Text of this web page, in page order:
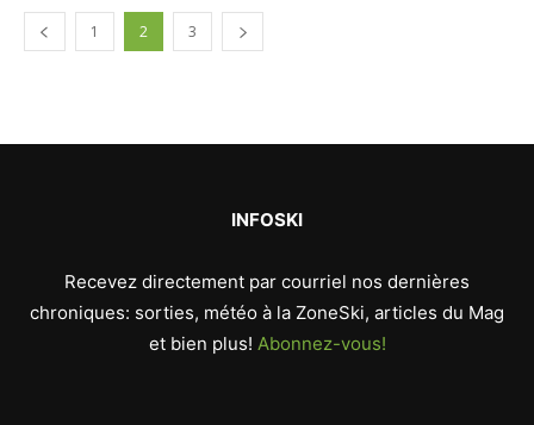
1 2 3
INFOSKI
Recevez directement par courriel nos dernières
chroniques: sorties, météo à la ZoneSki, articles du Mag
et bien plus! Abonnez-vous!